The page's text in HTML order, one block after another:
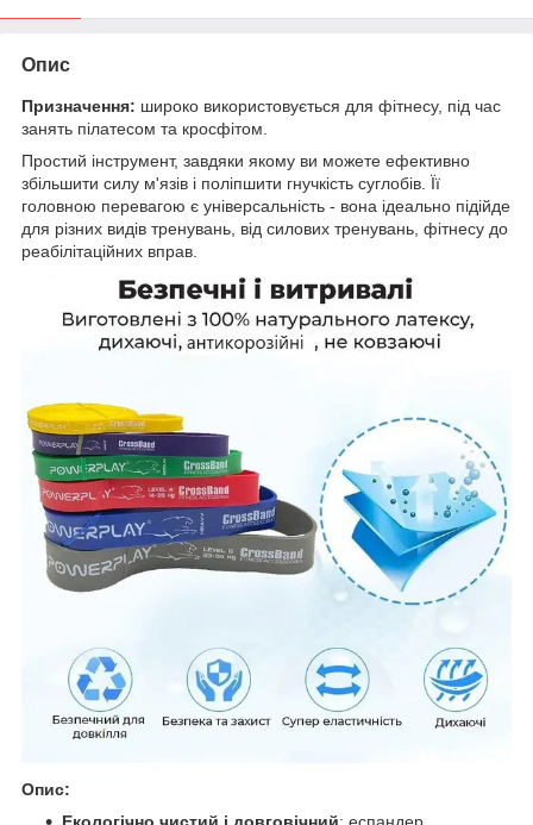
Опис
Призначення: широко використовується для фітнесу, під час
занять пілатесом та кросфітом.
Простий інструмент, завдяки якому ви можете ефективно
збільшити силу м'язів і поліпшити гнучкість суглобів. Її
головною перевагою є універсальність - вона ідеально підійде
для різних видів тренувань, від силових тренувань, фітнесу до
реабілітаційних вправ.
Опис:
Екологічно чистий і довговічний: еспандер